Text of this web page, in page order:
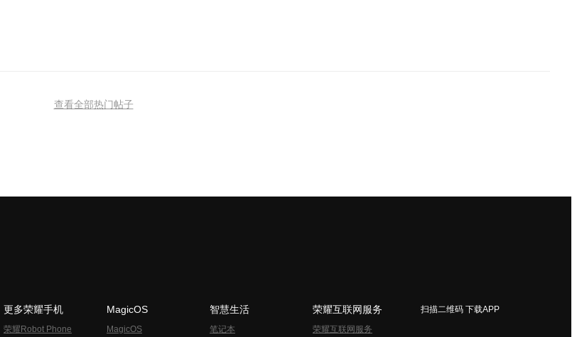
查看全部热门帖子
更多荣耀手机
荣耀Robot Phone
MagicOS
MagicOS
智慧生活
笔记本
荣耀互联网服务
荣耀互联网服务
扫描二维码 下载APP